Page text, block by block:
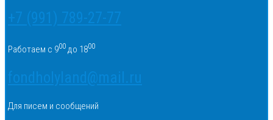
+7 (991) 789-27-77
Работаем с 900 до 1800
fondholyland@mail.ru
Для писем и сообщений